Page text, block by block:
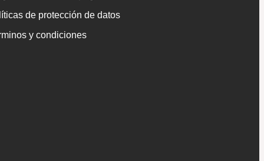
de protección de datos
y condiciones